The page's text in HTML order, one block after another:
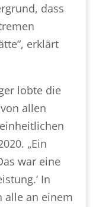
dass
erklärt
lobte die
allen
„Ein
war eine
In
alle an einem